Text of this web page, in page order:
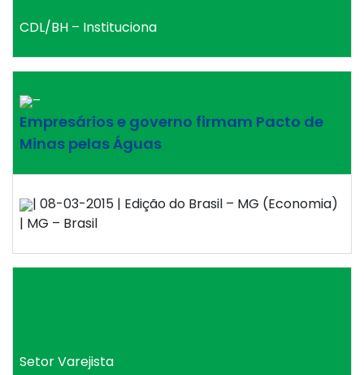
CDL/BH – Instituciona
–
Empresários e governo firmam Pacto de
Minas pelas Águas
| 08-03-2015 | Edição do Brasil – MG (Economia)
| MG – Brasil
Setor Varejista